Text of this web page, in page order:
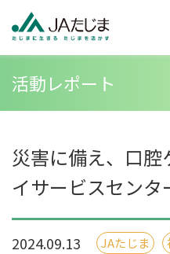
活動レポート
災害に備え、口
イサービスセンタ
2024.09.13 JAたじま